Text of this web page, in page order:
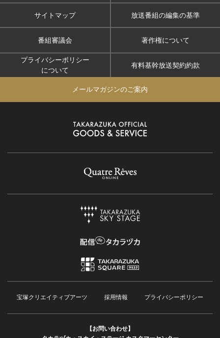
サイトマップ 放送番組の編集の基準
番組審議会 著作権について
プライバシーポリシー
について
有料基幹放送契約約款
メールマガジンのご案内
宝塚クリエイティブアーツ 採用情報 プライバシーポリシー
【お問い合わせ】